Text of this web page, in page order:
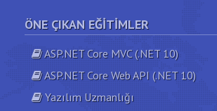
ÖNE ÇIKAN EĞITIMLER
ASP.NET Core MVC (.NET 10)
ASP.NET Core Web API (.NET 10)
Yazılım Uzmanlığı